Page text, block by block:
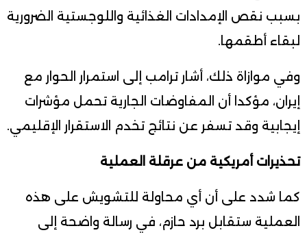
بسبب نقص الإمدادات الغذائية واللوجستية الضرورية
لبقاء أطقمها.
وفي موازاة ذلك، أشار ترامب إلى استمرار الحوار مع
إيران، مؤكدا أن المفاوضات الجارية تحمل مؤشرات
إيجابية وقد تسفر عن نتائج تخدم الاستقرار الإقليمي.
تحذيرات أمريكية من عرقلة العملية
كما شدد على أن أي محاولة للتشويش على هذه
العملية ستقابل برد حازم، في رسالة واضحة إلى